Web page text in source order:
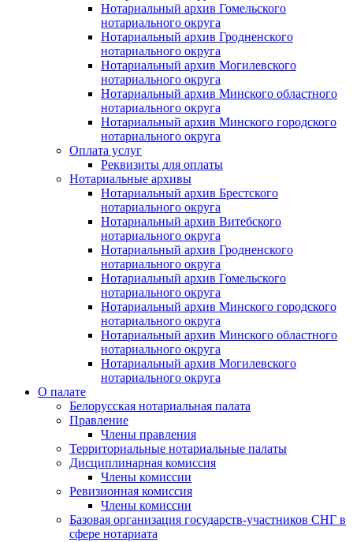
Нотариальный архив Гомельского
нотариального округа
Нотариальный архив Гродненского
нотариального округа
Нотариальный архив Могилевского
нотариального округа
Нотариальный архив Минского областного
нотариального округа
Нотариальный архив Минского городского
нотариального округа
Оплата услуг
Реквизиты для оплаты
Нотариальные архивы
Нотариальный архив Брестского
нотариального округа
Нотариальный архив Витебского
нотариального округа
Нотариальный архив Гродненского
нотариального округа
Нотариальный архив Гомельского
нотариального округа
Нотариальный архив Минского городского
нотариального округа
Нотариальный архив Минского областного
нотариального округа
Нотариальный архив Могилевского
нотариального округа
О палате
Белорусская нотариальная палата
Правление
Члены правления
Территориальные нотариальные палаты
Дисциплинарная комиссия
Члены комиссии
Ревизионная комиссия
Члены комиссии
Базовая организация государств-участников СНГ в
сфере нотариата